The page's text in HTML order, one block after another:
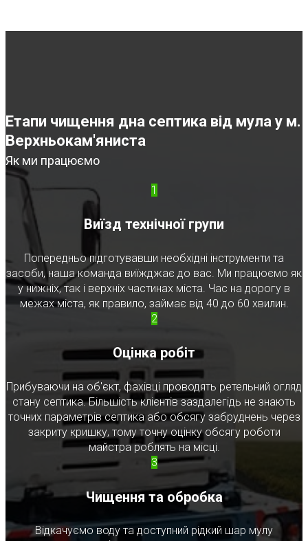
Етапи чищення дна септика від мула у м.
Верхньокам'яниста
Як ми працюємо
1
Виїзд технічної групи
Попередньо підготувавши необхідні інструменти та
засоби, наша команда виїжджає до вас. Ми працюємо як
у нижніх, так і верхніх частинах міста. Час на дорогу в
межах міста, як правило, займає від 40 до 60 хвилин.
2
Оцінка робіт
Прибуваючи на об'єкт, фахівці проводять ретельний огляд
стану септика. Більшість клієнтів заздалегідь не знають
точних параметрів септика або обсягу забруднень через
закриту кришку, тому точну оцінку обсягу роботи
майстра роблять на місці.
3
Чищення та обробка
Відкачуємо воду та доступний рідкий шар мулу